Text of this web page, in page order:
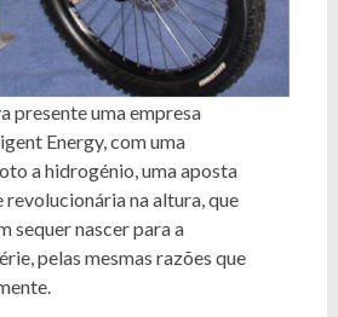
presente uma empresa
Energy, com uma
a hidrogénio, uma aposta
na altura, que
sequer nascer para a
pelas mesmas razões que